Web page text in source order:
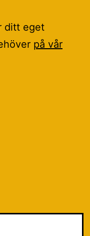
ditt eget
på vår